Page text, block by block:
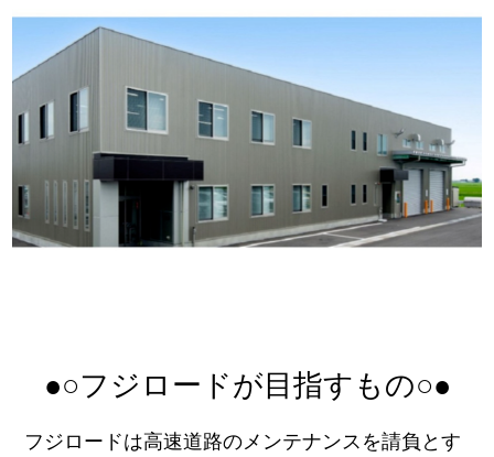
●○フジロードが目指すもの○●
フジロードは高速道路のメンテナンスを請負とす